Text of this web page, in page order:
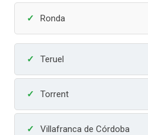
Ronda
Teruel
Torrent
Villafranca de Córdoba